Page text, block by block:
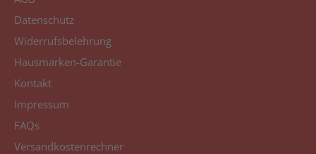
Datenschutz
Widerrufsbelehrung
Hausmarken-Garantie
Kontakt
Impressum
FAQs
Versandkostenrechner